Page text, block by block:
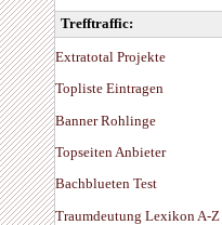
Trefftraffic:
Extratotal Projekte
Topliste Eintragen
Banner Rohlinge
Topseiten Anbieter
Bachblueten Test
Traumdeutung Lexikon A-Z